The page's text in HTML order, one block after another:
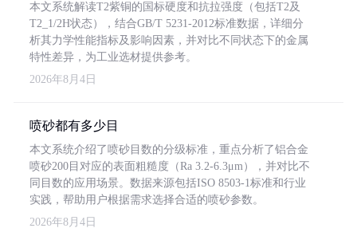
本文系统解读T2紫铜的国标硬度和抗拉强度（包括T2及
T2_1/2H状态），结合GB/T 5231-2012标准数据，详细分
析其力学性能指标及影响因素，并对比不同状态下的金属
特性差异，为工业选材提供参考。
2026年8月4日
喷砂都有多少目
本文系统介绍了喷砂目数的分级标准，重点分析了铝合金
喷砂200目对应的表面粗糙度（Ra 3.2-6.3μm），并对比不
同目数的应用场景。数据来源包括ISO 8503-1标准和行业
实践，帮助用户根据需求选择合适的喷砂参数。
2026年8月4日